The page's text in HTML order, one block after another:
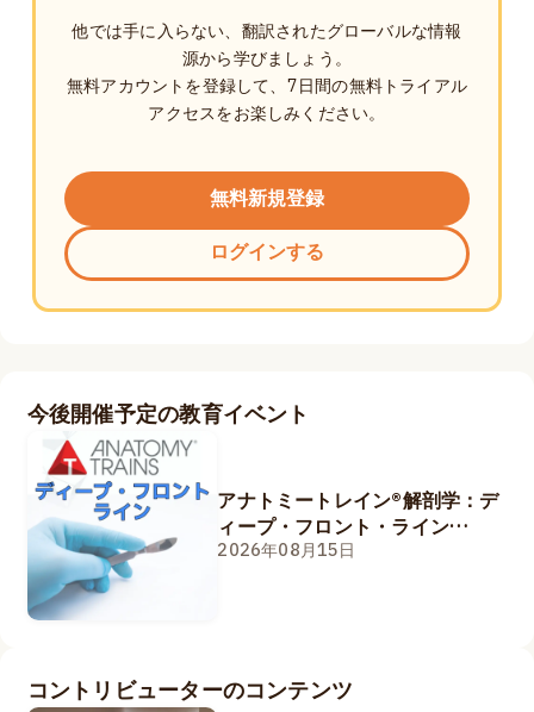
他では手に入らない、翻訳されたグローバルな情報
源から学びましょう。
無料アカウントを登録して、7日間の無料トライアル
アクセスをお楽しみください。
無料新規登録
ログインする
今後開催予定の教育イベント
アナトミートレイン®解剖学：デ
ィープ・フロント・ライン
8/15&16
2026年08月15日
コントリビューターのコンテンツ